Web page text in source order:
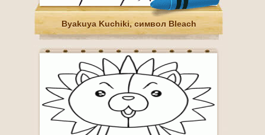
Byakuya Kuchiki, символ Bleach